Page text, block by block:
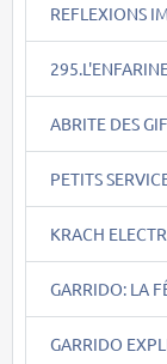
REFLEXIONS
ABRITE DES
PETITS
KRACH
GARRIDO: LA
GARRIDO